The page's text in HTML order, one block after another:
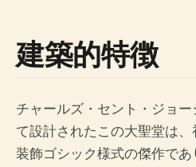
建築的特徴
チャールズ・セント・ジョ
て設計されたこの大聖堂は
装飾ゴシック様式の傑作で